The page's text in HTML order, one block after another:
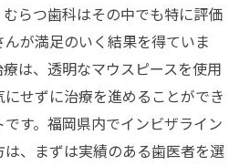
らつ歯科はその中でも特に評価
が満足のいく結果を得ていま
は、透明なマウスピースを使用
せずに治療を進めることができ
す。福岡県内でインビザライン
、まずは実績のある歯医者を選